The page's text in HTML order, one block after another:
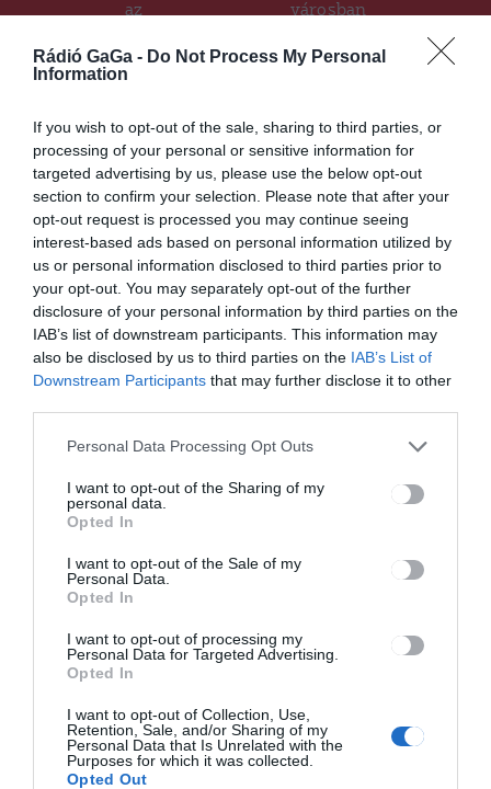
Rádió GaGa - Do Not Process My Personal
Information
If you wish to opt-out of the sale, sharing to third parties, or
processing of your personal or sensitive information for
targeted advertising by us, please use the below opt-out
section to confirm your selection. Please note that after your
opt-out request is processed you may continue seeing
interest-based ads based on personal information utilized by
us or personal information disclosed to third parties prior to
your opt-out. You may separately opt-out of the further
disclosure of your personal information by third parties on the
IAB’s list of downstream participants. This information may
also be disclosed by us to third parties on the IAB’s List of
Downstream Participants that may further disclose it to other
Personal Data Processing Opt Outs
I want to opt-out of the Sharing of my
personal data.
Opted In
I want to opt-out of the Sale of my
Personal Data.
Opted In
I want to opt-out of processing my
Personal Data for Targeted Advertising.
Opted In
I want to opt-out of Collection, Use,
Retention, Sale, and/or Sharing of my
Personal Data that Is Unrelated with the
Purposes for which it was collected.
Opted Out
az
nak, ha
valaki
csomagért
városban
Ez is érdekelheti
HÍRLISTA
Kevesebb a munkahely
HÍRLISTA
Nőtt az iskolába járók száma